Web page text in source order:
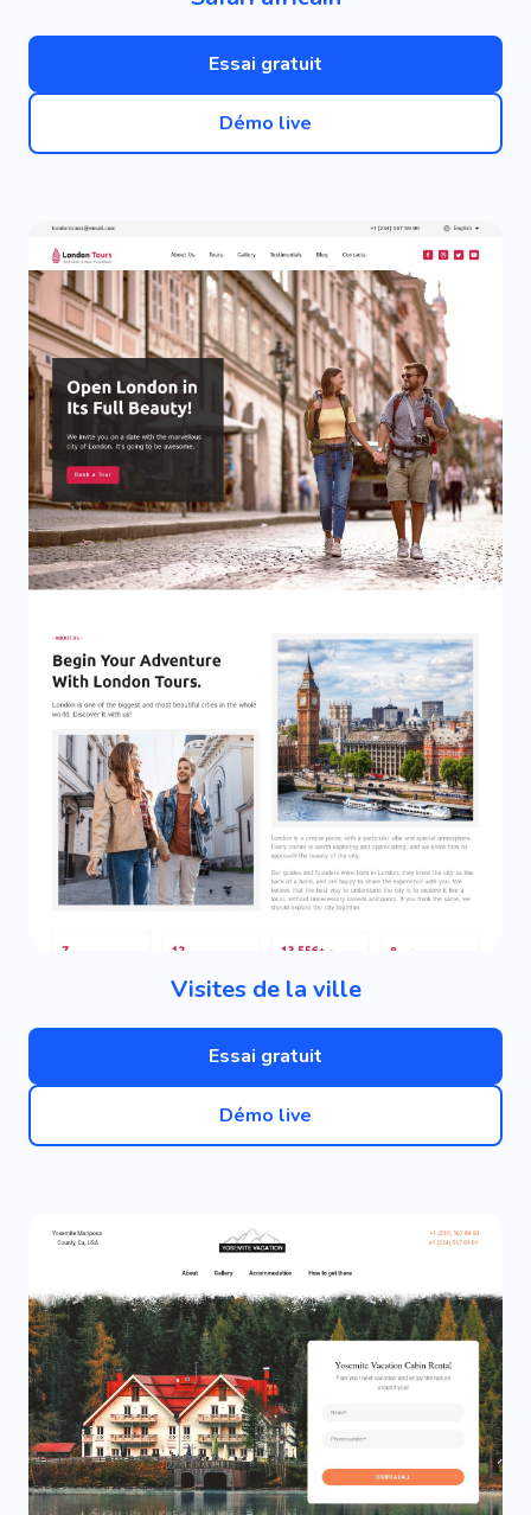
Essai gratuit
Démo live
Visites de la ville
Essai gratuit
Démo live